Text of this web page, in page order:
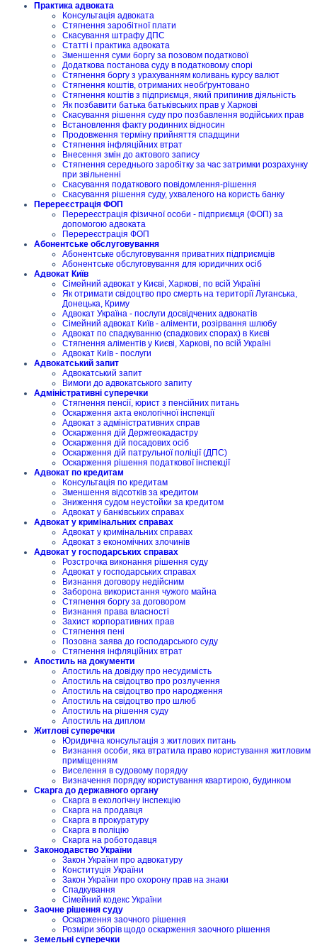
Практика адвоката
Консультація адвоката
Стягнення заробітної плати
Скасування штрафу ДПС
Статті і практика адвоката
Зменшення суми боргу за позовом податкової
Додаткова постанова суду в податковому спорі
Стягнення боргу з урахуванням коливань курсу валют
Стягнення коштів, отриманих необґрунтовано
Стягнення коштів з підприємця, який припинив діяльність
Як позбавити батька батьківських прав у Харкові
Скасування рішення суду про позбавлення водійських прав
Встановлення факту родинних відносин
Продовження терміну прийняття спадщини
Стягнення інфляційних втрат
Внесення змін до актового запису
Стягнення середнього заробітку за час затримки розрахунку
при звільненні
Скасування податкового повідомлення-рішення
Скасування рішення суду, ухваленого на користь банку
Перереєстрація ФОП
Перереєстрація фізичної особи - підприємця (ФОП) за
допомогою адвоката
Перереєстрація ФОП
Абонентське обслуговування
Абонентське обслуговування приватних підприємців
Абонентське обслуговування для юридичних осіб
Адвокат Київ
Сімейний адвокат у Києві, Харкові, по всій Україні
Як отримати свідоцтво про смерть на території Луганська,
Донецька, Криму
Адвокат Україна - послуги досвідчених адвокатів
Сімейний адвокат Київ - аліменти, розірвання шлюбу
Адвокат по спадкуванню (спадкових спорах) в Києві
Стягнення аліментів у Києві, Харкові, по всій Україні
Адвокат Київ - послуги
Адвокатський запит
Адвокатський запит
Вимоги до адвокатського запиту
Адміністративні суперечки
Стягнення пенсії, юрист з пенсійних питань
Оскарження акта екологічної інспекції
Адвокат з адміністративних справ
Оскарження дій Держгеокадастру
Оскарження дій посадових осіб
Оскарження дій патрульної поліції (ДПС)
Оскарження рішення податкової інспекції
Адвокат по кредитам
Консультація по кредитам
Зменшення відсотків за кредитом
Зниження судом неустойки за кредитом
Адвокат у банківських справах
Адвокат у кримінальних справах
Адвокат у кримінальних справах
Адвокат з економічних злочинів
Адвокат у господарських справах
Розстрочка виконання рішення суду
Адвокат у господарських справах
Визнання договору недійсним
Заборона використання чужого майна
Стягнення боргу за договором
Визнання права власності
Захист корпоративних прав
Стягнення пені
Позовна заява до господарського суду
Стягнення інфляційних втрат
Апостиль на документи
Апостиль на довідку про несудимість
Апостиль на свідоцтво про розлучення
Апостиль на свідоцтво про народження
Апостиль на свідоцтво про шлюб
Апостиль на рішення суду
Апостиль на диплом
Житлові суперечки
Юридична консультація з житлових питань
Визнання особи, яка втратила право користування житловим
приміщенням
Виселення в судовому порядку
Визначення порядку користування квартирою, будинком
Скарга до державного органу
Скарга в екологічну інспекцію
Скарга на продавця
Скарга в прокуратуру
Скарга в поліцію
Скарга на роботодавця
Законодавство України
Закон України про адвокатуру
Конституція України
Закон України про охорону прав на знаки
Спадкування
Сімейний кодекс України
Заочне рішення суду
Оскарження заочного рішення
Розміри зборів щодо оскарження заочного рішення
Земельні суперечки